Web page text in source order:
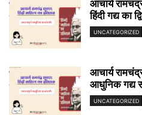
आचार्य
हिंदी गद्य का
UNCATEGORIZED
आचार्य
आधुनिक गद्य
UNCATEGORIZED